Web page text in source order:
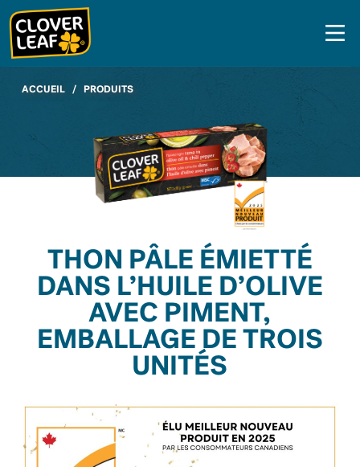
Skip
to
content
ACCUEIL/ PRODUITS
THON PÂLE ÉMIETTÉ
DANS L’HUILE D’OLIVE
AVEC PIMENT,
EMBALLAGE DE TROIS
UNITÉS